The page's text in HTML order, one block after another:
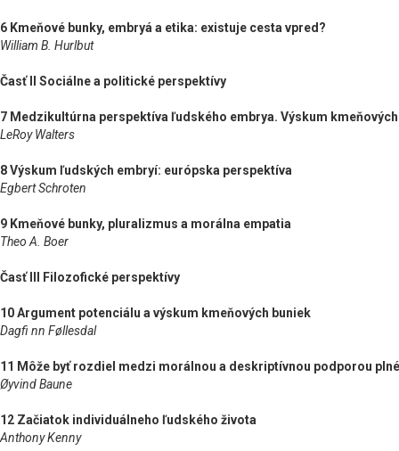
6 Kmeňové bunky, embryá a etika: existuje cesta vpred?
William B. Hurlbut
Časť II Sociálne a politické perspektívy
7 Medzikultúrna perspektíva ľudského embrya. Výskum
LeRoy Walters
8 Výskum ľudských embryí: európska perspektíva
Egbert Schroten
9 Kmeňové bunky, pluralizmus a morálna empatia
Theo A. Boer
Časť III Filozofické perspektívy
10 Argument potenciálu a výskum kmeňových buniek
Dagfi nn Føllesdal
11 Môže byť rozdiel medzi morálnou a deskriptívnou podporou
Øyvind Baune
12 Začiatok individuálneho ľudského života
Anthony Kenny